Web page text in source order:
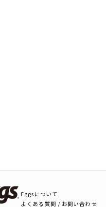
Eggsについて
よくある質問 / お問い合わせ